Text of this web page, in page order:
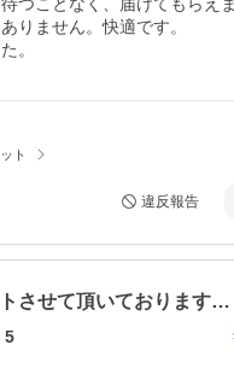
りません。快適です。
。
ト
違反報告
何度もリピートさせて頂いております。ハ…
5